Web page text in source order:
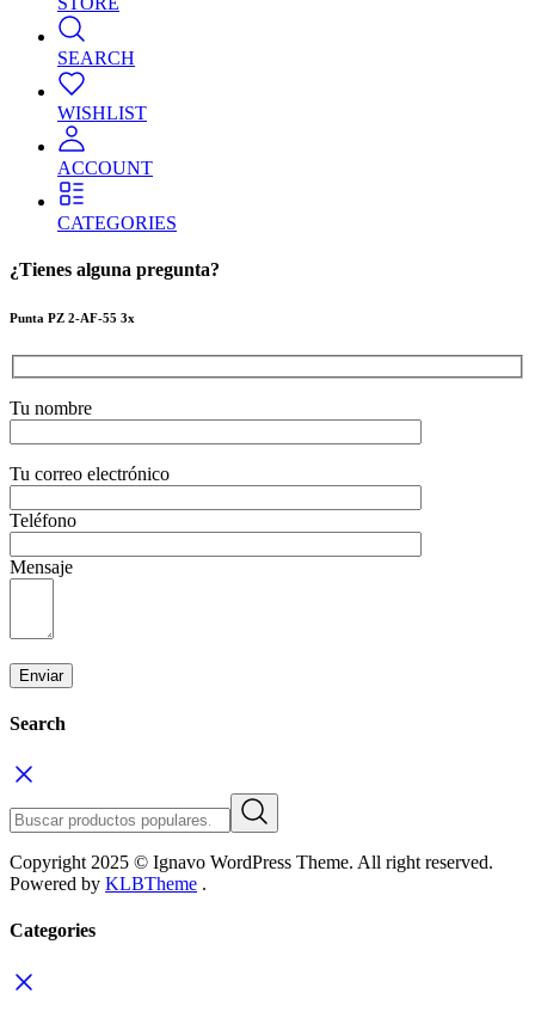
SEARCH
WISHLIST
ACCOUNT
CATEGORIES
¿Tienes alguna pregunta?
Punta PZ 2-AF-55 3x
Tu nombre
Tu correo electrónico
Teléfono
Mensaje
Search
Copyright 2025 © Ignavo WordPress Theme. All right reserved.
Powered by KLBTheme .
Categories